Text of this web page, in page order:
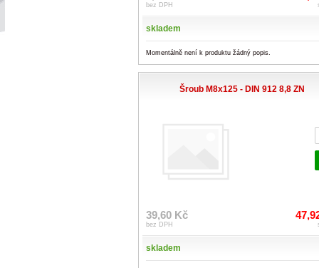
bez DPH
skladem
Momentálně není k produktu žádný popis.
Šroub M8x125 - DIN 912 8,8 ZN
39,60 Kč
bez DPH
skladem